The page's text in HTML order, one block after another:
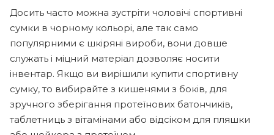
Досить часто можна зустріти чоловічі спортивні
сумки в чорному кольорі, але так само
популярними є шкіряні вироби, вони довше
служать і міцний матеріал дозволяє носити
інвентар. Якщо ви вирішили купити спортивну
сумку, то вибирайте з кишенями з боків, для
зручного зберігання протеїнових батончиків,
таблетниць з вітамінами або відсіком для пляшки